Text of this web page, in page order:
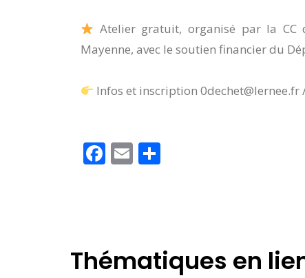
Atelier gratuit, organisé par la CC
Mayenne, avec le soutien financier du
Infos et inscription 0dechet@lernee.fr
Facebook
Email
Thématiques en